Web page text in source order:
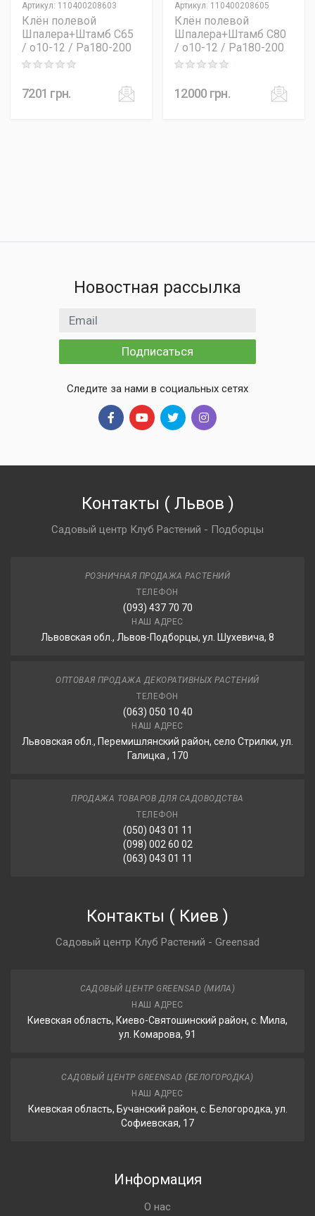
Артикул: 110400208603
Клён полевой
Шпалера+Штамб C65
/ o10-12 / Pa180-200
Rating: 0 out of 5
7201 грн.
Артикул: 110400208605
Клён полевой
Шпалера+Штамб C80
/ o10-12 / Pa180-200
Rating: 0 out of 5
12000 грн.
Новостная рассылка
Email адрес
Подписаться
Следите за нами в социальных сетях
Контакты ( Львов )
Садовый центр Клуб Растений - Подборцы
РОЗНИЧНАЯ ПРОДАЖА РАСТЕНИЙ
ТЕЛЕФОН
(093) 437 70 70
НАШ АДРЕС
Львовская обл., Львов-Подборцы, ул. Шухевича, 8
ОПТОВАЯ ПРОДАЖА ДЕКОРАТИВНЫХ РАСТЕНИЙ
ТЕЛЕФОН
(063) 050 10 40
НАШ АДРЕС
Львовская обл., Перемишлянский район, село Стрилки, ул.
Галицка , 170
ПРОДАЖА ТОВАРОВ ДЛЯ САДОВОДСТВА
ТЕЛЕФОН
(050) 043 01 11
(098) 002 60 02
(063) 043 01 11
Контакты ( Киев )
Садовый центр Клуб Растений - Greensad
САДОВЫЙ ЦЕНТР GREENSAD (МИЛА)
НАШ АДРЕС
Киевская область, Киево-Святошинский район, с. Мила,
ул. Комарова, 91
САДОВЫЙ ЦЕНТР GREENSAD (БЕЛОГОРОДКА)
НАШ АДРЕС
Киевская область, Бучанский район, с. Белогородка, ул.
Софиевская, 17
Информация
О нас